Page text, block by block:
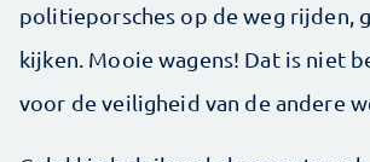
politieporsches op de weg rijden,
kijken. Mooie wagens! Dat is niet
voor de veiligheid van de andere